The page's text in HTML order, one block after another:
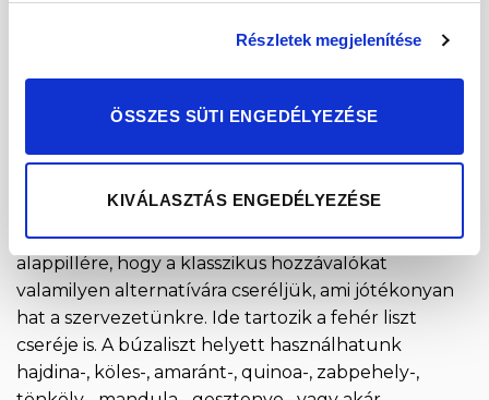
Részletek megjelenítése
ÖSSZES SÜTI ENGEDÉLYEZÉSE
KIVÁLASZTÁS ENGEDÉLYEZÉSE
Az egészségesebb, tudatosabb étkezés egyik
alappillére, hogy a klasszikus hozzávalókat
valamilyen alternatívára cseréljük, ami jótékonyan
hat a szervezetünkre. Ide tartozik a fehér liszt
cseréje is. A búzaliszt helyett használhatunk
hajdina-, köles-, amaránt-, quinoa-, zabpehely-,